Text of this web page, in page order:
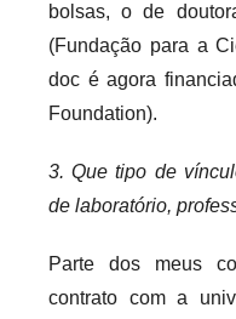
bolsas, o de
(Fundação para a
doc é agora
Foundation).
3. Que tipo de
de laboratório,
Parte dos meus
contrato com a